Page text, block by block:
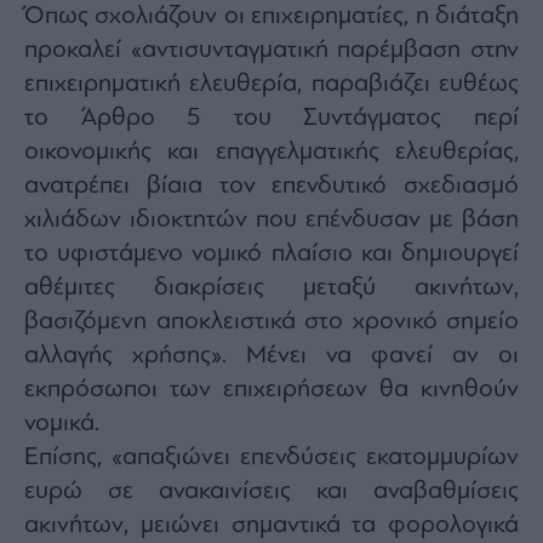
agree
to
our
Terms
Privacy
You
can
opt
out
any
This
site
is
protected
by
reCAPTCHA
the
Google
Privacy
Policy
Terms
Service
apply.
Όπως σχολιάζουν οι επιχειρηματίες, η διάταξη
προκαλεί «αντισυνταγματική παρέμβαση στην
επιχειρηματική ελευθερία, παραβιάζει ευθέως
το Άρθρο 5 του Συντάγματος περί
οικονομικής και επαγγελματικής ελευθερίας,
ανατρέπει βίαια τον επενδυτικό σχεδιασμό
χιλιάδων ιδιοκτητών που επένδυσαν με βάση
το υφιστάμενο νομικό πλαίσιο και δημιουργεί
αθέμιτες διακρίσεις μεταξύ ακινήτων,
βασιζόμενη αποκλειστικά στο χρονικό σημείο
αλλαγής χρήσης». Μένει να φανεί αν οι
εκπρόσωποι των επιχειρήσεων θα κινηθούν
νομικά.
Επίσης, «απαξιώνει επενδύσεις εκατομμυρίων
ευρώ σε ανακαινίσεις και αναβαθμίσεις
ακινήτων, μειώνει σημαντικά τα φορολογικά